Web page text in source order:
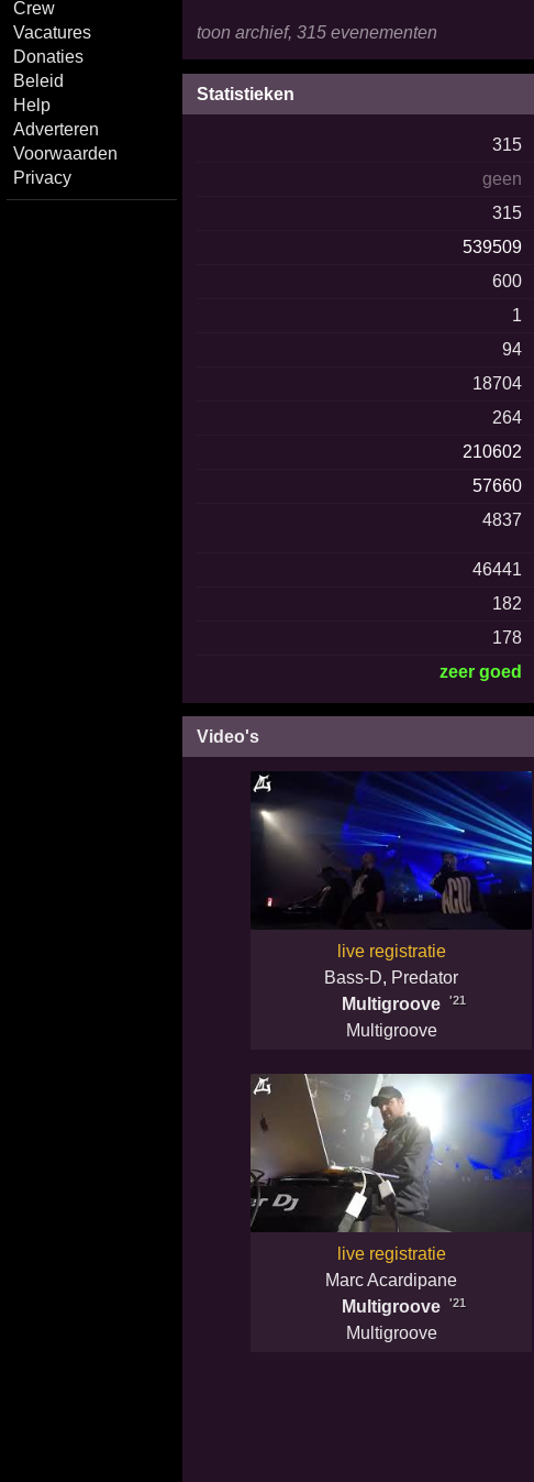
Crew
Vacatures
Donaties
Beleid
Help
Adverteren
Voorwaarden
Privacy
toon archief, 315 evenementen
Statistieken
315
geen
315
539509
600
1
94
18704
264
210602
57660
4837
46441
182
178
zeer goed
Video's
live registratie
Bass-D, Predator
Multigroove
'21
Multigroove
live registratie
Marc Acardipane
Multigroove
'21
Multigroove